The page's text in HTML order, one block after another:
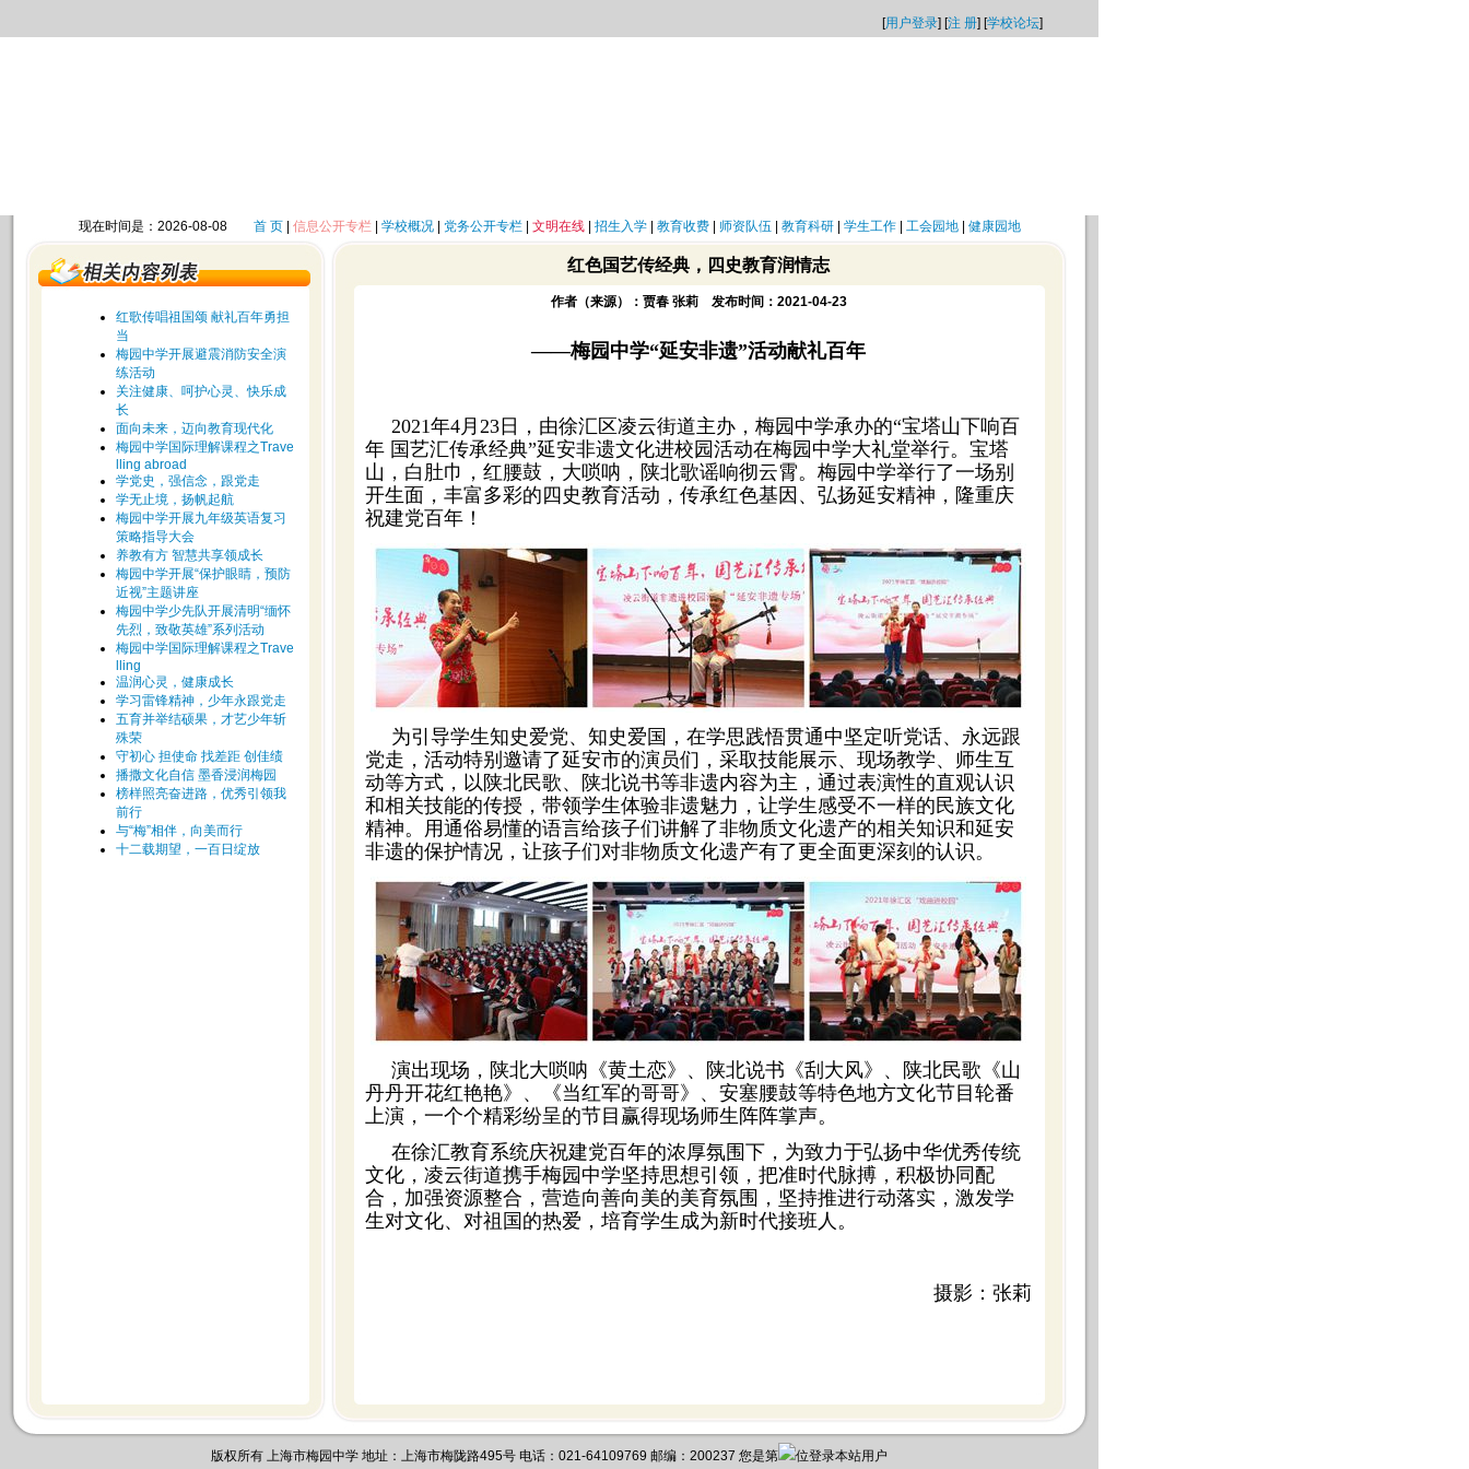
[用户登录] [注 册] [学校论坛]
现在时间是：2026-08-08 首 页| 信息公开专栏| 学校概况| 党务公开专栏| 文明在线| 招生入学| 教育收费| 师资队伍 教育科研| 学生工作| 工会园地| 健康园地
红歌传唱祖国颂 献礼百年勇担
当
梅园中学开展避震消防安全演
练活动
关注健康、呵护心灵、快乐成
长
面向未来，迈向教育现代化
梅园中学国际理解课程之Trave
lling abroad
学党史，强信念，跟党走
学无止境，扬帆起航
梅园中学开展九年级英语复习
策略指导大会
养教有方 智慧共享领成长
梅园中学开展“保护眼睛，预防
近视”主题讲座
梅园中学少先队开展清明“缅怀
先烈，致敬英雄”系列活动
梅园中学国际理解课程之Trave
lling
温润心灵，健康成长
学习雷锋精神，少年永跟党走
五育并举结硕果，才艺少年斩
殊荣
守初心 担使命 找差距 创佳绩
播撒文化自信 墨香浸润梅园
榜样照亮奋进路，优秀引领我
前行
与“梅”相伴，向美而行
十二载期望，一百日绽放
红色国艺传经典，四史教育润情志
作者（来源）：贾春 张莉 发布时间：2021-04-23
——梅园中学“延安非遗”活动献礼百年
2021年4月23日，由徐汇区凌云街道主办，梅园中学承办的“宝塔山下响百
年 国艺汇传承经典”延安非遗文化进校园活动在梅园中学大礼堂举行。宝塔
山，白肚巾，红腰鼓，大唢呐，陕北歌谣响彻云霄。梅园中学举行了一场别
开生面，丰富多彩的四史教育活动，传承红色基因、弘扬延安精神，隆重庆
祝建党百年！
为引导学生知史爱党、知史爱国，在学思践悟贯通中坚定听党话、永远跟
党走，活动特别邀请了延安市的演员们，采取技能展示、现场教学、师生互
动等方式，以陕北民歌、陕北说书等非遗内容为主，通过表演性的直观认识
和相关技能的传授，带领学生体验非遗魅力，让学生感受不一样的民族文化
精神。用通俗易懂的语言给孩子们讲解了非物质文化遗产的相关知识和延安
非遗的保护情况，让孩子们对非物质文化遗产有了更全面更深刻的认识。
演出现场，陕北大唢呐《黄土恋》、陕北说书《刮大风》、陕北民歌《山
丹丹开花红艳艳》、《当红军的哥哥》、安塞腰鼓等特色地方文化节目轮番
上演，一个个精彩纷呈的节目赢得现场师生阵阵掌声。
在徐汇教育系统庆祝建党百年的浓厚氛围下，为致力于弘扬中华优秀传统
文化，凌云街道携手梅园中学坚持思想引领，把准时代脉搏，积极协同配
合，加强资源整合，营造向善向美的美育氛围，坚持推进行动落实，激发学
生对文化、对祖国的热爱，培育学生成为新时代接班人。
摄影：张莉
版权所有 上海市梅园中学 地址：上海市梅陇路495号 电话：021-64109769 邮编：200237 您是第 位登录本站用户